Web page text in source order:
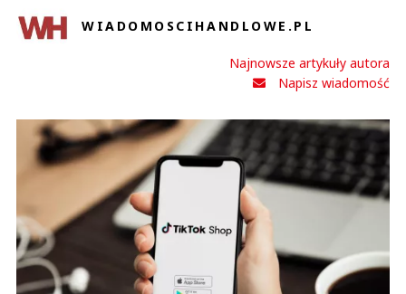
WIADOMOSCIHANDLOWE.PL
Najnowsze artykuły autora
Napisz wiadomość